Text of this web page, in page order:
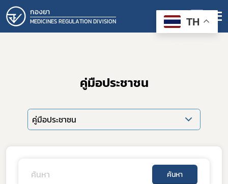
กองยา
MEDICINES REGULATION DIVISION
คู่มือประชาชน
คู่มือประชาชน
ค้นหา
TH